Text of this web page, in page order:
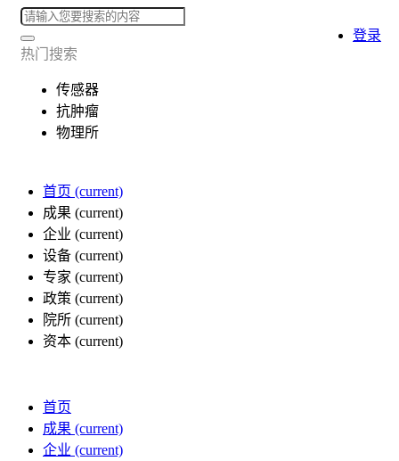
热门搜索
传感器
抗肿瘤
物理所
首页 (current)
成果 (current)
企业 (current)
设备 (current)
专家 (current)
政策 (current)
院所 (current)
资本 (current)
登录
首页
成果 (current)
企业 (current)